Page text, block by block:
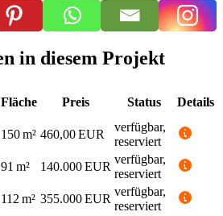
in diesem Projekt
Fläche Preis Status Details
150 m² 460,00 EUR
verfügbar,
reserviert
91 m² 140.000 EUR
verfügbar,
reserviert
112 m² 355.000 EUR
verfügbar,
reserviert